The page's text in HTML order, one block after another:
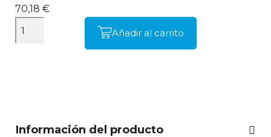
70,18 €
Añadir al carrito
Información del producto